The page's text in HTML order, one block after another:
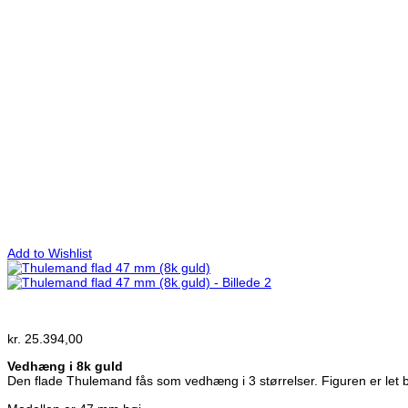
Add to Wishlist
kr. 25.394,00
Vedhæng i 8k guld
Den flade Thulemand fås som vedhæng i 3 størrelser. Figuren er let